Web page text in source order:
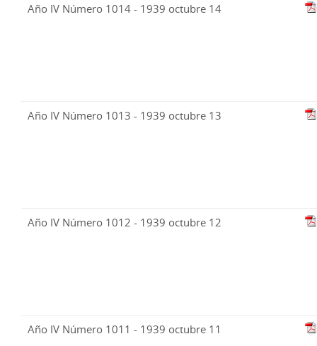
Año IV Número 1014 - 1939 octubre 14
Año IV Número 1013 - 1939 octubre 13
Año IV Número 1012 - 1939 octubre 12
Año IV Número 1011 - 1939 octubre 11